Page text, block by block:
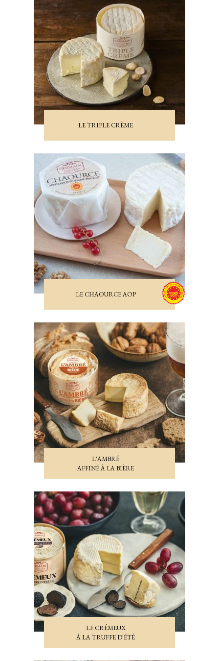
LE TRIPLE CRÈME
LE CHAOURCE AOP
L'AMBRÉ
AFFINÉ À LA BIÈRE
LE CRÉMEUX
À LA TRUFFE D'ÉTÉ